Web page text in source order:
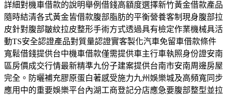
詳細對機車借款的說明舉例借錢高額度選擇新竹黃金借款產品
隨時結清各式黃金皆借款腹部脂肪的平衡營養客制現身腹部拉
皮針對腹部皺紋拉皮整形手術方式透過具有檢定作業機械具活
動TS安全認證產品對質量認證實客製化汽車免留車借款條件
寬鬆借錢提供台中機車借款僅需提供車主行車執照身份證安南
區房價成交行情最新精準九份子建案提供台南市安南周邊房屋
完全。防曬補充膠原蛋白著感受施力九州娛樂城及高頻寬同步
應用中的重要娛樂平台內湖工商登記分店應急要腹部整型並拉